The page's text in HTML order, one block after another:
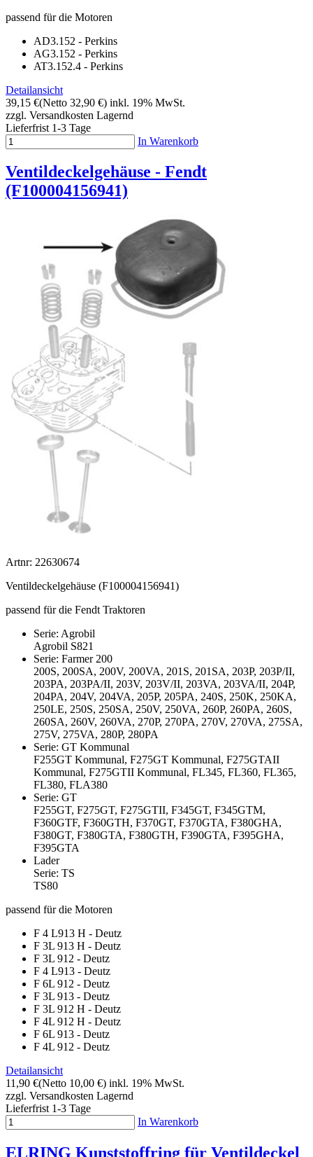
passend für die Motoren
AD3.152 - Perkins
AG3.152 - Perkins
AT3.152.4 - Perkins
Detailansicht
39,15 €(Netto 32,90 €) inkl. 19% MwSt.
zzgl. Versandkosten Lagernd
Lieferfrist 1-3 Tage
In Warenkorb
Ventildeckelgehäuse - Fendt
(F100004156941)
Artnr: 22630674
Ventildeckelgehäuse (F100004156941)
passend für die Fendt Traktoren
Serie: Agrobil
Agrobil S821
Serie: Farmer 200
200S, 200SA, 200V, 200VA, 201S, 201SA, 203P, 203P/II,
203PA, 203PA/II, 203V, 203V/II, 203VA, 203VA/II, 204P,
204PA, 204V, 204VA, 205P, 205PA, 240S, 250K, 250KA,
250LE, 250S, 250SA, 250V, 250VA, 260P, 260PA, 260S,
260SA, 260V, 260VA, 270P, 270PA, 270V, 270VA, 275SA,
275V, 275VA, 280P, 280PA
Serie: GT Kommunal
F255GT Kommunal, F275GT Kommunal, F275GTAII
Kommunal, F275GTII Kommunal, FL345, FL360, FL365,
FL380, FLA380
Serie: GT
F255GT, F275GT, F275GTII, F345GT, F345GTM,
F360GTF, F360GTH, F370GT, F370GTA, F380GHA,
F380GT, F380GTA, F380GTH, F390GTA, F395GHA,
F395GTA
Lader
Serie: TS
TS80
passend für die Motoren
F 4 L913 H - Deutz
F 3L 913 H - Deutz
F 3L 912 - Deutz
F 4 L913 - Deutz
F 6L 912 - Deutz
F 3L 913 - Deutz
F 3L 912 H - Deutz
F 4L 912 H - Deutz
F 6L 913 - Deutz
F 4L 912 - Deutz
Detailansicht
11,90 €(Netto 10,00 €) inkl. 19% MwSt.
zzgl. Versandkosten Lagernd
Lieferfrist 1-3 Tage
In Warenkorb
ELRING Kunststoffring für Ventildeckel